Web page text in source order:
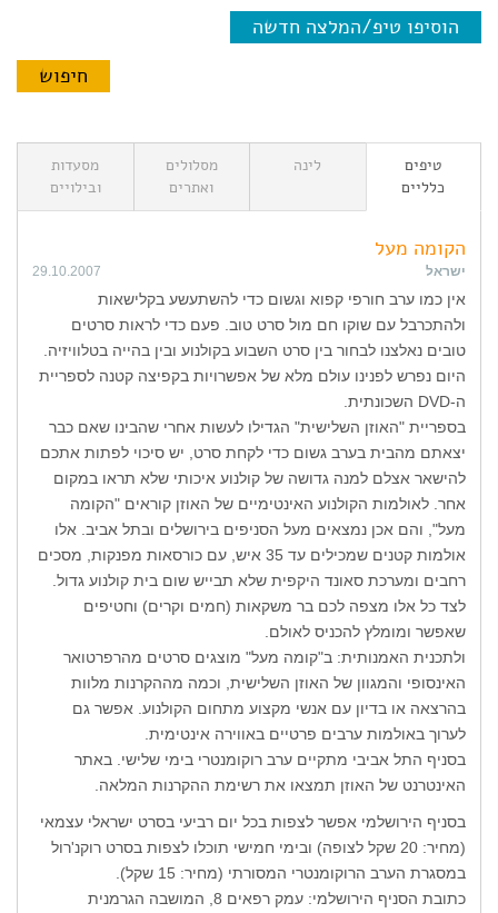
הוסיפו טיפ/המלצה חדשה
טיפים
כלליים
לינה
מסלולים
ואתרים
מסעדות
ובילויים
הקומה מעל
ישראל 29.10.2007
אין כמו ערב חורפי קפוא וגשום כדי להשתעשע בקלישאות
ולהתכרבל עם שוקו חם מול סרט טוב. פעם כדי לראות סרטים
טובים נאלצנו לבחור בין סרט השבוע בקולנוע ובין בהייה בטלוויזיה.
היום נפרש לפנינו עולם מלא של אפשרויות בקפיצה קטנה לספריית
ה-DVD השכונתית.
בספריית "האוזן השלישית" הגדילו לעשות אחרי שהבינו שאם כבר
יצאתם מהבית בערב גשום כדי לקחת סרט, יש סיכוי לפתות אתכם
להישאר אצלם למנה גדושה של קולנוע איכותי שלא תראו במקום
אחר. לאולמות הקולנוע האינטימיים של האוזן קוראים "הקומה
מעל", והם אכן נמצאים מעל הסניפים בירושלים ובתל אביב. אלו
אולמות קטנים שמכילים עד 35 איש, עם כורסאות מפנקות, מסכים
רחבים ומערכת סאונד היקפית שלא תבייש שום בית קולנוע גדול.
לצד כל אלו מצפה לכם בר משקאות (חמים וקרים) וחטיפים
שאפשר ומומלץ להכניס לאולם.
ולתכנית האמנותית: ב"קומה מעל" מוצגים סרטים מהרפרטואר
האינסופי והמגוון של האוזן השלישית, וכמה מההקרנות מלוות
בהרצאה או בדיון עם אנשי מקצוע מתחום הקולנוע. אפשר גם
לערוך באולמות ערבים פרטיים באווירה אינטימית.
בסניף התל אביבי מתקיים ערב רוקומנטרי בימי שלישי. באתר
האינטרנט של האוזן תמצאו את רשימת ההקרנות המלאה.
בסניף הירושלמי אפשר לצפות בכל יום רביעי בסרט ישראלי עצמאי
(מחיר: 20 שקל לצופה) ובימי חמישי תוכלו לצפות בסרט רוקנ'רול
במסגרת הערב הרוקומנטרי המסורתי (מחיר: 15 שקל).
כתובת הסניף הירושלמי: עמק רפאים 8, המושבה הגרמנית